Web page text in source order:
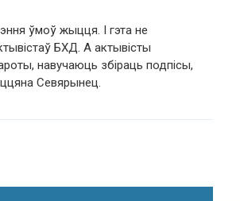
ўмоў жыцця. І гэта не
БХД. А актывісты
навучаюць збіраць подпісы,
Севярынец.